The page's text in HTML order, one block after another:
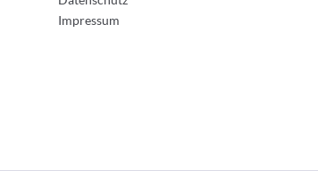
Impressum